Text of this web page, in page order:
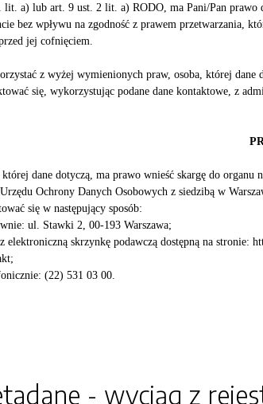
lit. a) lub art. 9 ust. 2 lit. a) RODO, ma Pani/Pan prawo
bez wpływu na zgodność z prawem przetwarzania,
jej cofnięciem.
z wyżej wymienionych praw, osoba, której dane
się, wykorzystując podane dane kontaktowe, z
której dane dotyczą, ma prawo wnieść skargę do organu
Urzędu Ochrony Danych Osobowych z siedzibą w
się w następujący sposób:
ul. Stawki 2, 00-193 Warszawa;
elektroniczną skrzynkę podawczą dostępną na stronie:
(22) 531 03 00.
- wyciąg z